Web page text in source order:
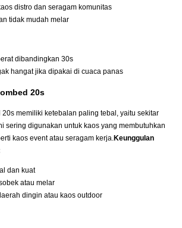
distro dan seragam komunitas
tidak mudah melar
dibandingkan 30s
hangat jika dipakai di cuaca panas
20s
20s memiliki ketebalan paling tebal, yaitu sekitar
sering digunakan untuk kaos yang membutuhkan
kaos event atau seragam kerja.Keunggulan
dan kuat
atau melar
dingin atau kaos outdoor